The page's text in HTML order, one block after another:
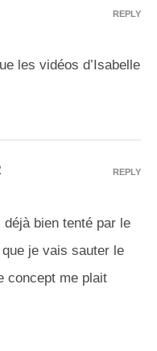
les vidéos d’Isabelle
REPLY
bien tenté par le
je vais sauter le
concept me plait
REPLY